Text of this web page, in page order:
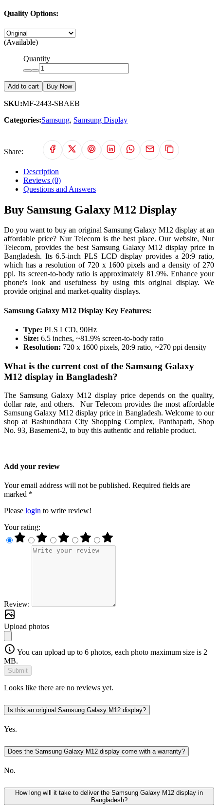
Quality Options:
(Available)
Quantity
Add to cart Buy Now
SKU:MF-2443-SBAEB
Categories:Samsung, Samsung Display
Share:
Description
Reviews (0)
Questions and Answers
Buy Samsung Galaxy M12 Display
Do you want to buy an original Samsung Galaxy M12 display at an
affordable price? Nur Telecom is the best place. Our website, Nur
Telecom, provides the best Samsung Galaxy M12 display price in
Bangladesh. Its 6.5-inch PLS LCD display provides a 20:9 ratio,
which has a resolution of 720 x 1600 pixels and a density of 270
ppi. Its screen-to-body ratio is approximately 81.9%. Enhance your
phone's look and usefulness by using this original display. We
provide original and market-quality displays.
Samsung Galaxy M12 Display Key Features:
Type: PLS LCD, 90Hz
Size: 6.5 inches, ~81.9% screen-to-body ratio
Resolution: 720 x 1600 pixels, 20:9 ratio, ~270 ppi density
What is the current cost of the Samsung Galaxy
M12 display in Bangladesh?
The Samsung Galaxy M12 display price depends on the quality,
dollar rate, and others. Nur Telecom provides the most affordable
Samsung Galaxy M12 display price in Bangladesh. Welcome to our
shop at Bashundhara City Shopping Complex, Panthapath, Shop
No. 93, Basement-2, to buy this authentic and reliable product.
Add your review
Your email address will not be published. Required fields are
marked *
Please login to write review!
Your rating:
Review:
Upload photos
You can upload up to 6 photos, each photo maximum size is 2
MB.
Submit
Looks like there are no reviews yet.
Is this an original Samsung Galaxy M12 display?
Yes.
Does the Samsung Galaxy M12 display come with a warranty?
No.
How long will it take to deliver the Samsung Galaxy M12 display in
Bangladesh?